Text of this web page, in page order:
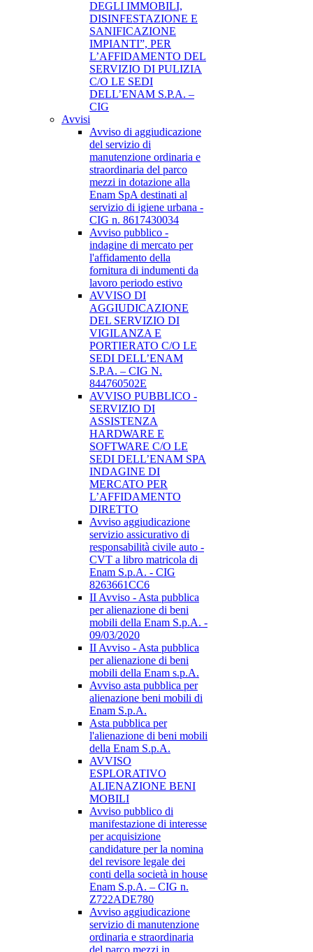
DEGLI IMMOBILI,
DISINFESTAZIONE E
SANIFICAZIONE
IMPIANTI”, PER
L’AFFIDAMENTO DEL
SERVIZIO DI PULIZIA
C/O LE SEDI
DELL’ENAM S.P.A. –
CIG
Avvisi
Avviso di aggiudicazione
del servizio di
manutenzione ordinaria e
straordinaria del parco
mezzi in dotazione alla
Enam SpA destinati al
servizio di igiene urbana -
CIG n. 8617430034
Avviso pubblico -
indagine di mercato per
l'affidamento della
fornitura di indumenti da
lavoro periodo estivo
AVVISO DI
AGGIUDICAZIONE
DEL SERVIZIO DI
VIGILANZA E
PORTIERATO C/O LE
SEDI DELL’ENAM
S.P.A. – CIG N.
844760502E
AVVISO PUBBLICO -
SERVIZIO DI
ASSISTENZA
HARDWARE E
SOFTWARE C/O LE
SEDI DELL’ENAM SPA
INDAGINE DI
MERCATO PER
L’AFFIDAMENTO
DIRETTO
Avviso aggiudicazione
servizio assicurativo di
responsabilità civile auto -
CVT a libro matricola di
Enam S.p.A. - CIG
8263661CC6
II Avviso - Asta pubblica
per alienazione di beni
mobili della Enam S.p.A. -
09/03/2020
II Avviso - Asta pubblica
per alienazione di beni
mobili della Enam s.p.A.
Avviso asta pubblica per
alienazione beni mobili di
Enam S.p.A.
Asta pubblica per
l'alienazione di beni mobili
della Enam S.p.A.
AVVISO
ESPLORATIVO
ALIENAZIONE BENI
MOBILI
Avviso pubblico di
manifestazione di interesse
per acquisizione
candidature per la nomina
del revisore legale dei
conti della società in house
Enam S.p.A. – CIG n.
Z722ADE780
Avviso aggiudicazione
servizio di manutenzione
ordinaria e straordinaria
del parco mezzi in